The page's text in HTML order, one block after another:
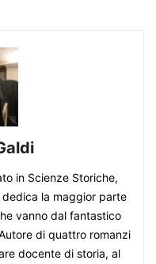
in Scienze Storiche,
la maggior parte
vanno dal fantastico
di quattro romanzi
docente di storia, al